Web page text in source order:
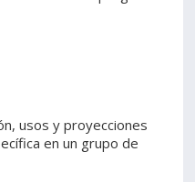
usos y proyecciones
en un grupo de